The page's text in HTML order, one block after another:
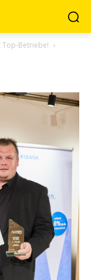
Top-Betriebe!